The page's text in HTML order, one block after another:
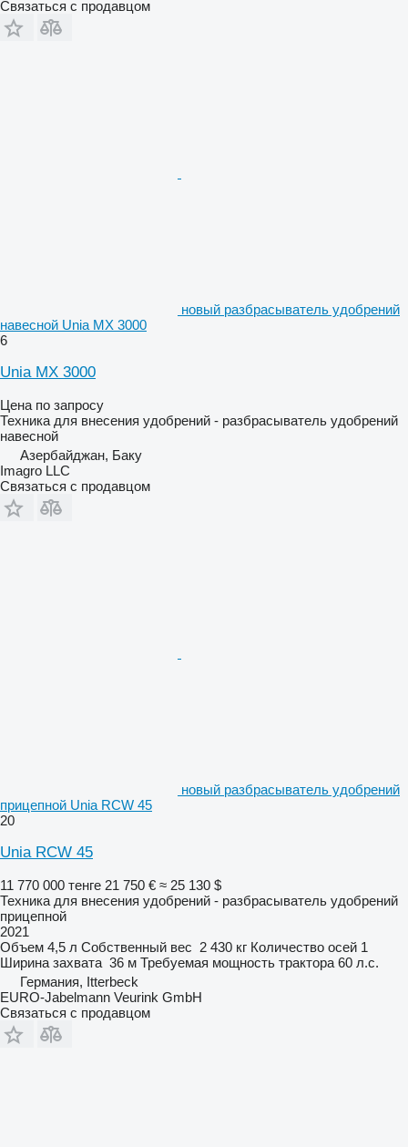
Связаться с продавцом
новый разбрасыватель удобрений
навесной Unia MX 3000
6
Unia MX 3000
Цена по запросу
Техника для внесения удобрений - разбрасыватель удобрений
навесной
Азербайджан, Баку
Imagro LLC
Связаться с продавцом
новый разбрасыватель удобрений
прицепной Unia RCW 45
20
Unia RCW 45
11 770 000 тенге 21 750 € ≈ 25 130 $
Техника для внесения удобрений - разбрасыватель удобрений
прицепной
2021
Объем 4,5 л Собственный вес 2 430 кг Количество осей 1
Ширина захвата 36 м Требуемая мощность трактора 60 л.с.
Германия, Itterbeck
EURO-Jabelmann Veurink GmbH
Связаться с продавцом